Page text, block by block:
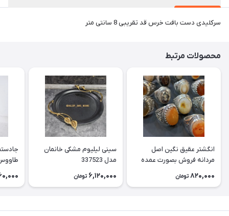
سرکلیدی دست بافت خرس قد تقریبی 8 سانتی متر
محصولات مرتبط
انگشتر عقیق نگین اصل
مردانه فروش بصورت عمده
3عدد هست فروش بصورت
820,000 تومان
سینی لیلیوم مشکی خانمان
مدل 337523
6,120,000 تومان